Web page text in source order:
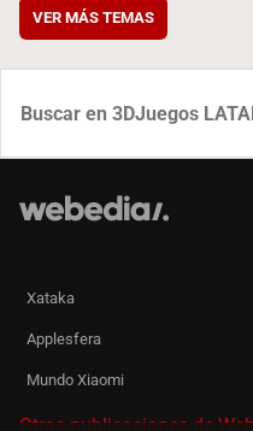
VER MÁS TEMAS
Xataka
Applesfera
Mundo Xiaomi
Otras publicaciones de